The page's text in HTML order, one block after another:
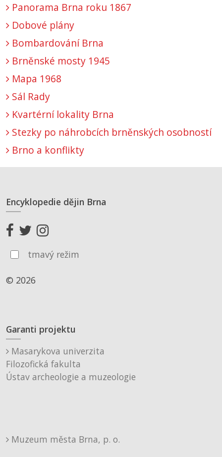
Panorama Brna roku 1867
Dobové plány
Bombardování Brna
Brněnské mosty 1945
Mapa 1968
Sál Rady
Kvartérní lokality Brna
Stezky po náhrobcích brněnských osobností
Brno a konflikty
Encyklopedie dějin Brna
tmavý režim
© 2026
Garanti projektu
Masarykova univerzita
Filozofická fakulta
Ústav archeologie a muzeologie
Muzeum města Brna, p. o.